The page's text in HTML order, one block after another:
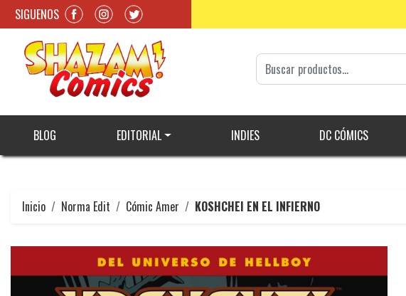
SIGUENOS
BLOG EDITORIAL INDIES DC CÓMICS
Inicio Norma Edit Cómic Amer KOSHCHEI EN EL INFIERNO